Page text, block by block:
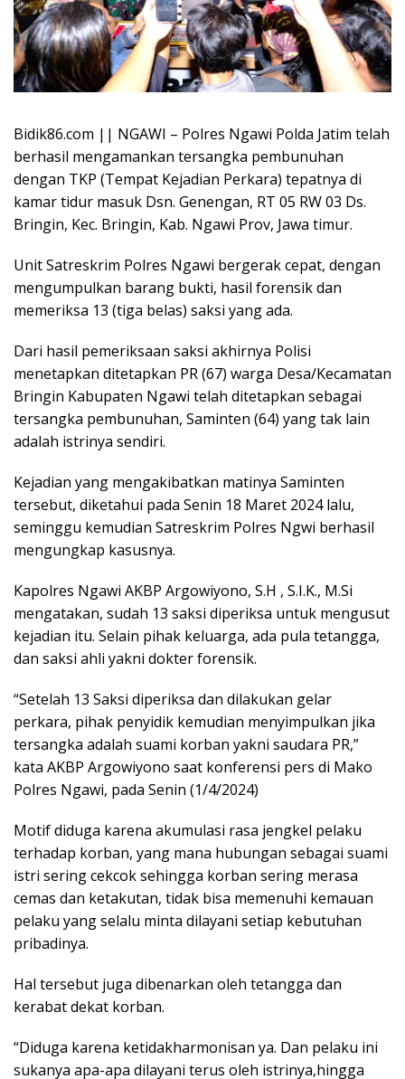
Bidik86.com || NGAWI – Polres Ngawi Polda Jatim telah
berhasil mengamankan tersangka pembunuhan
dengan TKP (Tempat Kejadian Perkara) tepatnya di
kamar tidur masuk Dsn. Genengan, RT 05 RW 03 Ds.
Bringin, Kec. Bringin, Kab. Ngawi Prov, Jawa timur.
Unit Satreskrim Polres Ngawi bergerak cepat, dengan
mengumpulkan barang bukti, hasil forensik dan
memeriksa 13 (tiga belas) saksi yang ada.
Dari hasil pemeriksaan saksi akhirnya Polisi
menetapkan ditetapkan PR (67) warga Desa/Kecamatan
Bringin Kabupaten Ngawi telah ditetapkan sebagai
tersangka pembunuhan, Saminten (64) yang tak lain
adalah istrinya sendiri.
Kejadian yang mengakibatkan matinya Saminten
tersebut, diketahui pada Senin 18 Maret 2024 lalu,
seminggu kemudian Satreskrim Polres Ngwi berhasil
mengungkap kasusnya.
Kapolres Ngawi AKBP Argowiyono, S.H , S.I.K., M.Si
mengatakan, sudah 13 saksi diperiksa untuk mengusut
kejadian itu. Selain pihak keluarga, ada pula tetangga,
dan saksi ahli yakni dokter forensik.
“Setelah 13 Saksi diperiksa dan dilakukan gelar
perkara, pihak penyidik kemudian menyimpulkan jika
tersangka adalah suami korban yakni saudara PR,”
kata AKBP Argowiyono saat konferensi pers di Mako
Polres Ngawi, pada Senin (1/4/2024)
Motif diduga karena akumulasi rasa jengkel pelaku
terhadap korban, yang mana hubungan sebagai suami
istri sering cekcok sehingga korban sering merasa
cemas dan ketakutan, tidak bisa memenuhi kemauan
pelaku yang selalu minta dilayani setiap kebutuhan
pribadinya.
Hal tersebut juga dibenarkan oleh tetangga dan
kerabat dekat korban.
“Diduga karena ketidakharmonisan ya. Dan pelaku ini
sukanya apa-apa dilayani terus oleh istrinya,hingga